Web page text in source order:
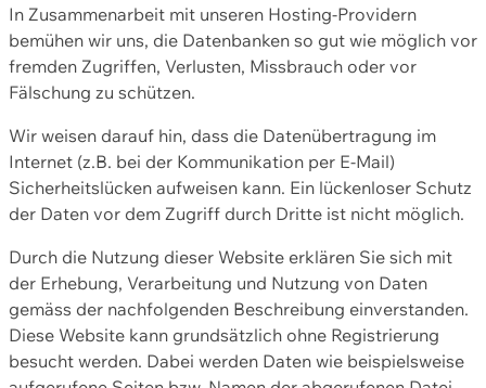
In Zusammenarbeit mit unseren Hosting-Providern
bemühen wir uns, die Datenbanken so gut wie möglich vor
fremden Zugriffen, Verlusten, Missbrauch oder vor
Fälschung zu schützen.
Wir weisen darauf hin, dass die Datenübertragung im
Internet (z.B. bei der Kommunikation per E-Mail)
Sicherheitslücken aufweisen kann. Ein lückenloser Schutz
der Daten vor dem Zugriff durch Dritte ist nicht möglich.
Durch die Nutzung dieser Website erklären Sie sich mit
der Erhebung, Verarbeitung und Nutzung von Daten
gemäss der nachfolgenden Beschreibung einverstanden.
Diese Website kann grundsätzlich ohne Registrierung
besucht werden. Dabei werden Daten wie beispielsweise